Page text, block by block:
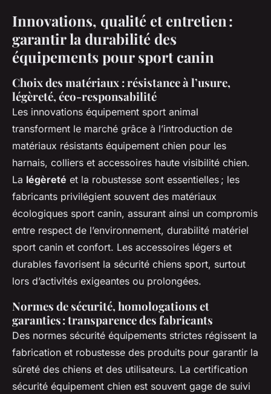
Innovations, qualité et entretien :
garantir la durabilité des
équipements pour sport canin
Choix des matériaux : résistance à l’usure,
légèreté, éco-responsabilité
Les innovations équipement sport animal
transforment le marché grâce à l’introduction de
matériaux résistants équipement chien pour les
harnais, colliers et accessoires haute visibilité chien.
La légèreté et la robustesse sont essentielles ; les
fabricants privilégient souvent des matériaux
écologiques sport canin, assurant ainsi un compromis
entre respect de l’environnement, durabilité matériel
sport canin et confort. Les accessoires légers et
durables favorisent la sécurité chiens sport, surtout
lors d’activités exigeantes ou prolongées.
Normes de sécurité, homologations et
garanties : transparence des fabricants
Des normes sécurité équipements strictes régissent la
fabrication et robustesse des produits pour garantir la
sûreté des chiens et des utilisateurs. La certification
sécurité équipement chien est souvent gage de suivi